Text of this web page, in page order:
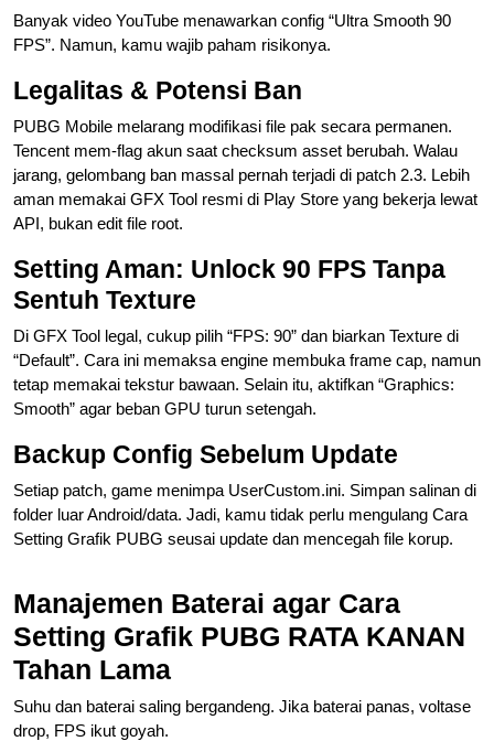
Banyak video YouTube menawarkan config “Ultra Smooth 90
FPS”. Namun, kamu wajib paham risikonya.
Legalitas & Potensi Ban
PUBG Mobile melarang modifikasi file pak secara permanen.
Tencent mem‐flag akun saat checksum asset berubah. Walau
jarang, gelombang ban massal pernah terjadi di patch 2.3. Lebih
aman memakai GFX Tool resmi di Play Store yang bekerja lewat
API, bukan edit file root.
Setting Aman: Unlock 90 FPS Tanpa
Sentuh Texture
Di GFX Tool legal, cukup pilih “FPS: 90” dan biarkan Texture di
“Default”. Cara ini memaksa engine membuka frame cap, namun
tetap memakai tekstur bawaan. Selain itu, aktifkan “Graphics:
Smooth” agar beban GPU turun setengah.
Backup Config Sebelum Update
Setiap patch, game menimpa UserCustom.ini. Simpan salinan di
folder luar Android/data. Jadi, kamu tidak perlu mengulang Cara
Setting Grafik PUBG seusai update dan mencegah file korup.
Manajemen Baterai agar Cara
Setting Grafik PUBG RATA KANAN
Tahan Lama
Suhu dan baterai saling bergandeng. Jika baterai panas, voltase
drop, FPS ikut goyah.